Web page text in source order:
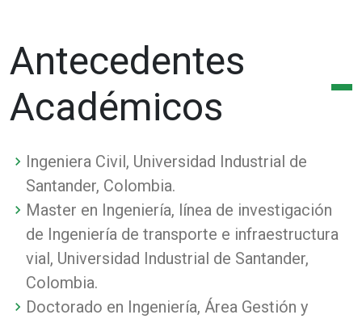
Antecedentes
Académicos
Ingeniera Civil, Universidad Industrial de
Santander, Colombia.
Master en Ingeniería, línea de investigación
de Ingeniería de transporte e infraestructura
vial, Universidad Industrial de Santander,
Colombia.
Doctorado en Ingeniería, Área Gestión y